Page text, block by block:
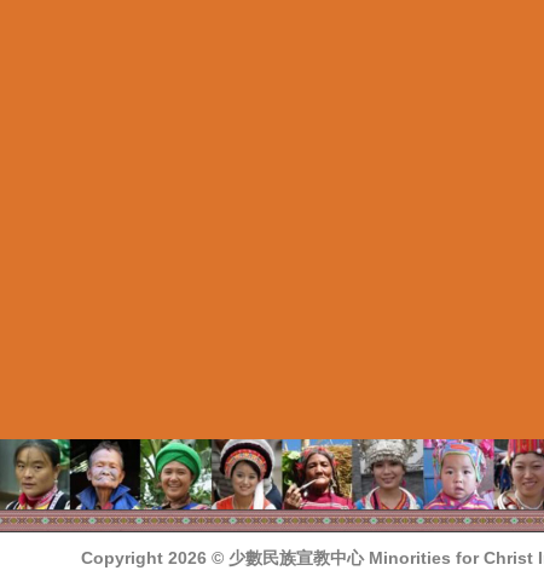
Copyright 2026 © 少數民族宣教中心 Minorities for Christ